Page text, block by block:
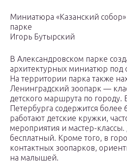
Миниатюра «Казанский
парке
Игорь Бутырский
В Александровском парке
архитектурных миниатюр под
На территории парка также
Ленинградский зоопарк —
детского маршрута по городу.
Петербурга содержится
работают детские кружки,
мероприятия и мастер-
бесплатный. Кроме того, в
контактных зоопарков,
на малышей.